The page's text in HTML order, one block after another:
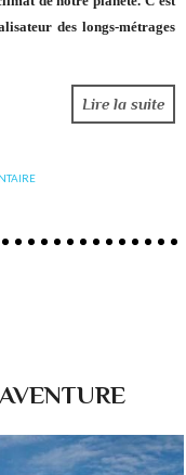
des longs-métrages
Lire la suite